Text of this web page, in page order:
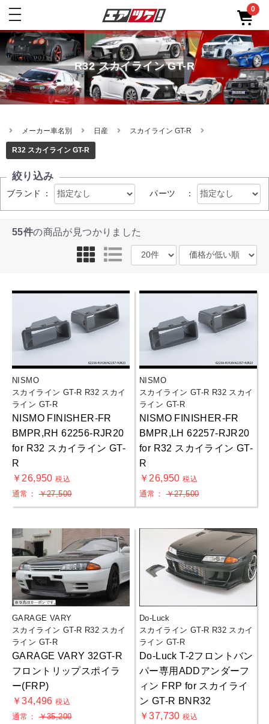
toggle
0
R32 スカイライン GT-R
メーカー車名別 日産 スカイライン GT-R
R32 スカイライン GT-R
絞り込み
ブランド ： パーツ ：
55件の商品が見つかりました
NISMO
スカイライン GT-R R32 スカイ
ライン GT-R
NISMO FINISHER-FR
BMPR,RH 62256-RJR20
for R32 スカイライン GT-
R
￥26,950税込
通常：￥27,500
NISMO
スカイライン GT-R R32 スカイ
ライン GT-R
NISMO FINISHER-FR
BMPR,LH 62257-RJR20
for R32 スカイライン GT-
R
￥26,950税込
通常：￥27,500
GARAGE VARY
スカイライン GT-R R32 スカイ
ライン GT-R
GARAGE VARY 32GT-R
フロントリップスポイラ
ー(FRP)
￥34,496税込
通常：￥35,200
Do-Luck
スカイライン GT-R R32 スカイ
ライン GT-R
Do-Luck T-2フロントバン
パー専用ADDアンダーフ
ィン FRP for スカイライ
ン GT-R BNR32
￥37,730税込